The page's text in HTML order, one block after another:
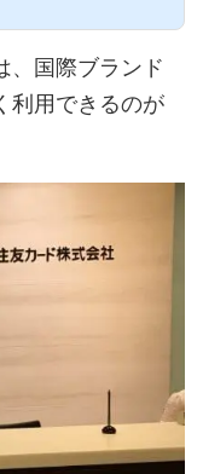
、国際ブランド
利用できるのが